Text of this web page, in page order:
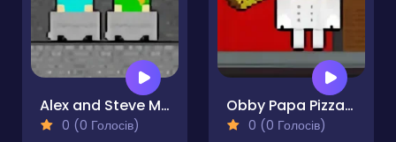
Alex and Steve Miner Two-Player
0 (0 Голосів)
Obby Papa Pizzas Escape
0 (0 Голосів)